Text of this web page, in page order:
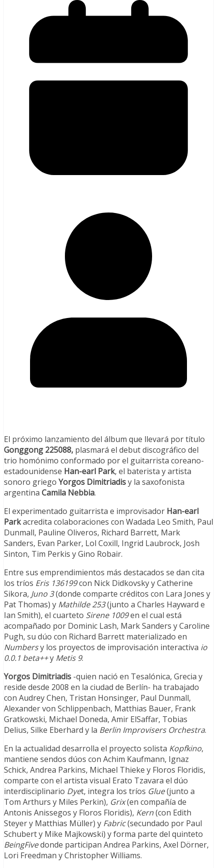
El próximo lanzamiento del álbum que llevará por título
Gonggong 225088, plasmará el debut discográfico del
trio homónimo conformado por el guitarrista coreano-
estadounidense Han-earl Park, el baterista y artista
sonoro griego Yorgos Dimitriadisy la saxofonista
argentina Camila Nebbia.
El experimentado guitarrista e improvisador Han-earl
Parkacredita colaboraciones con Wadada Leo Smith, Paul
Dunmall, Pauline Oliveros, Richard Barrett, Mark
Sanders, Evan Parker, Lol Coxill, Ingrid Laubrock, Josh
Sinton, Tim Perkis y Gino Robair.
Entre sus emprendimientos más destacados se dan cita
los tríos Eris 136199con Nick Didkovsky y Catherine
Sikora, Juno 3(donde comparte créditos con Lara Jones y
Pat Thomas) y Mathilde 253(junto a Charles Hayward e
Ian Smith), el cuarteto Sirene 1009en el cual está
acompañado por Dominic Lash, Mark Sanders y Caroline
Pugh, su dúo con Richard Barrett materializado en
Numbersy los proyectos de improvisación interactiva io
0.0.1 beta++y Metis 9.
Yorgos Dimitriadis -quien nació en Tesalónica, Grecia y
reside desde 2008 en la ciudad de Berlín- ha trabajado
con Audrey Chen, Tristan Honsinger, Paul Dunmall,
Alexander von Schlippenbach, Matthias Bauer, Frank
Gratkowski, Michael Doneda, Amir ElSaffar, Tobias
Delius, Silke Eberhard y la Berlin Improvisers Orchestra.
En la actualidad desarrolla el proyecto solista Kopfkino,
mantiene sendos dúos con Achim Kaufmann, Ignaz
Schick, Andrea Parkins, Michael Thieke y Floros Floridis,
comparte con el artista visual Erato Tzavara el dúo
interdisciplinario Dyet, integra los tríos Glue(junto a
Tom Arthurs y Miles Perkin), Grix(en compañía de
Antonis Anissegos y Floros Floridis), Kern(con Edith
Steyer y Matthias Müller) y Fabric(secundado por Paul
Schubert y Mike Majkowski) y forma parte del quinteto
BeingFivedonde participan Andrea Parkins, Axel Dörner,
Lori Freedman y Christopher Williams.